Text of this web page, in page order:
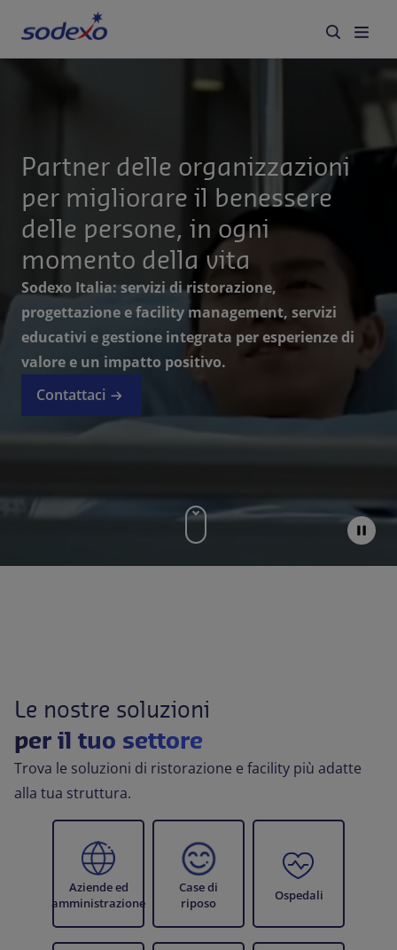
Blog
Chi siamo
Sostenibilità
Lavora con noi
Contattaci
Partner delle organizzazioni
per migliorare il benessere
delle persone, in ogni
momento della vita
Sodexo Italia: servizi di ristorazione,
progettazione e facility management, servizi
educativi e gestione integrata per esperienze di
valore e un impatto positivo.
Contattaci
Aziende ed
amministrazione
Case di
riposo
Ospedali
Le nostre soluzioni
per il tuo settore
Trova le soluzioni di ristorazione e facility più adatte
alla tua struttura.